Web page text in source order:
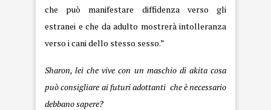
che può manifestare diffidenza verso gli
estranei e che da adulto mostrerà intolleranza
verso i cani dello stesso sesso.”
Sharon, lei che vive con un maschio di akita cosa
può consigliare ai futuri adottanti che è necessario
debbano sapere?